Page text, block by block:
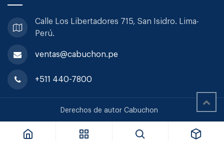
Calle Los Libertadores 715, San Isidro. Lima-
Perú.
ventas@cabuchon.pe
+511 440-7800
Derechos de autor Cabuchon